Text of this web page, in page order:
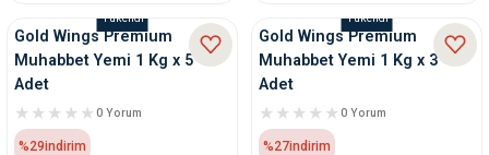
Tükendi
Gold Wings Premium
Muhabbet Yemi 1 Kg x 5
Adet
0 Yorum
%29indirim
Tükendi
Gold Wings Premium
Muhabbet Yemi 1 Kg x 3
Adet
0 Yorum
%27indirim